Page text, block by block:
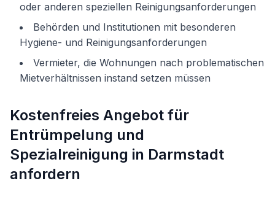
oder anderen speziellen Reinigungsanforderungen
Behörden und Institutionen mit besonderen
Hygiene- und Reinigungsanforderungen
Vermieter, die Wohnungen nach problematischen
Mietverhältnissen instand setzen müssen
Kostenfreies Angebot für
Entrümpelung und
Spezialreinigung in Darmstadt
anfordern